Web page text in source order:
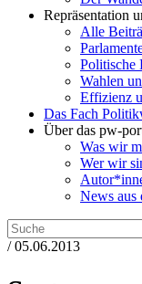
Repräsentation
Alle
Politische
Wahlen
Effizienz
Das Fach
Über das pw-
Was wir
Wer wir
News aus
/ 05.06.2013